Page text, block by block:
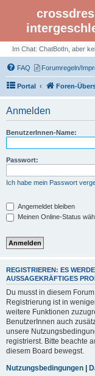
Im Chat: ChatBotIn, aber
FAQ Forumregeln/
Portal Foren-
Anmelden
BenutzerInnen-Name:
Passwort:
Ich habe mein Passwort
Angemeldet bleiben
Meinen Online-Status
REGISTRIEREN: ES
AUSSAGEKRÄFTIGES
Du musst in diesem
Registrierung ist in
weitere Funktionen
BenutzerInnen auch
unsere
registrierst. Bitte beachte
diesem Board bewegst.
Nutzungsbedingungen